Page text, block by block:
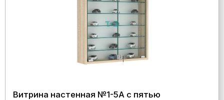
Витрина настенная №1-5А с пятью